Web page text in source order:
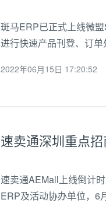
斑马ERP已正式上线微
进行快速产品刊登、订
出海解决方案，帮助...
2022年06月15日 17:20:52
速卖通AEMall上线倒计
ERP及活动协办单位，6